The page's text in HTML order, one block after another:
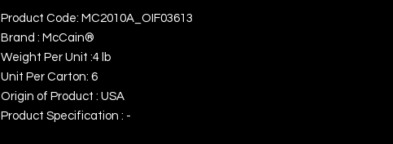
Product Code: MC2010A_OIF03613
Brand : McCain®
Weight Per Unit :4 lb
Unit Per Carton: 6
Origin of Product : USA
Product Specification : -